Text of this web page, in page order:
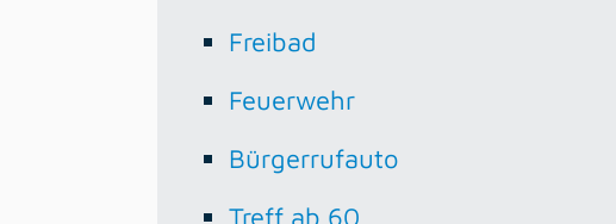
Freibad
Feuerwehr
Bürgerrufauto
Treff ab 60